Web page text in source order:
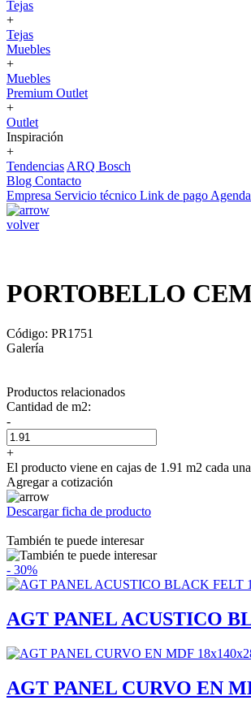
Tejas
+
Tejas
Muebles
+
Muebles
Premium Outlet
+
Outlet
Inspiración
+
Tendencias ARQ Bosch
Blog Contacto
Empresa Servicio técnico Link de pago
volver
PORTOBELLO
Código: PR1751
Galería
Productos relacionados
Cantidad de m2:
-
+
El producto viene en cajas de 1.91 m2 cada una
Agregar a cotización
Descargar ficha de producto
También te puede interesar
- 30%
AGT PANEL ACUSTICO
AGT PANEL CURVO EN